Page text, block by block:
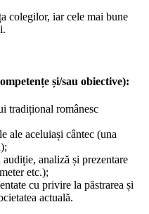
colegilor, iar cele mai bune
și/sau obiective):
tradițional românesc
ale aceluiași cântec (una
analiză și prezentare
etc.);
cu privire la păstrarea și
actuală.